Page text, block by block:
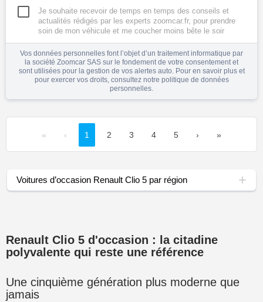
Je souhaite recevoir de temps en temps des conseils et
actualités rédigés par les experts zoomcar.fr, pour prendre
soin de mon véhicule et me coucher moins bête le soir
Vos données personnelles font l’objet d’un traitement informatique par
la société Zoomcar SAS sur le fondement de votre consentement et
sont utilisées pour la gestion de vos alertes auto. Pour en savoir plus et
pour exercer vos droits, consultez notre politique de données
personnelles.
« ‹ 1 2 3 4 5 › »
Voitures d’occasion Renault Clio 5 par région
Renault Clio 5 d'occasion : la citadine
polyvalente qui reste une référence
Une cinquième génération plus moderne que
jamais